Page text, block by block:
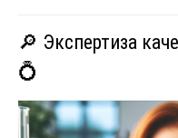
🔎 Экспертиза
💍